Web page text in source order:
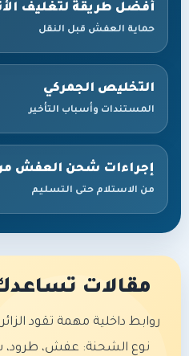
أفضل طريقة لتغليف
حماية العفش قبل النقل
التخليص الجمركي
المستندات وأسباب التأخير
إجراءات شحن العفش
من الاستلام حتى التسليم
مقالات
روابط داخلية مهمة تقود
نوع الشحنة: عفش، طرود،